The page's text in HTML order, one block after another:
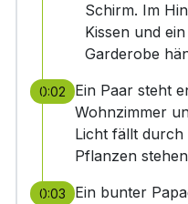
Schirm. Im
Kissen und
Garderobe
0:02
Ein Paar steht
Wohnzimmer
Licht fällt durch
Pflanzen
0:03
Ein bunter